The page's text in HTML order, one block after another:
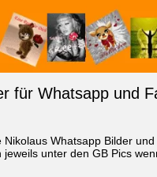
für Whatsapp und
Nikolaus Whatsapp Bilder
unter den GB Pics